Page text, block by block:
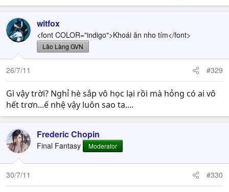
witfox
<font COLOR="indigo">Khoái ăn nho tím</font>
Lão Làng GVN
26/7/11 #329
Gì vậy trời? Nghỉ hè sắp vô học lại rồi mà hỏng có ai vô
hết trơn...ế nhệ vậy luôn sao ta....
Frederic Chopin
Final Fantasy Moderator
30/7/11 #330